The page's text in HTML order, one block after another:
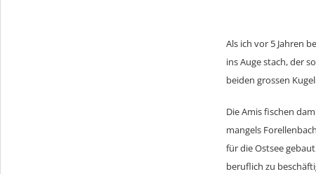
Als ich vor 5 Jahren
ins Auge stach, der
beiden grossen
Die Amis fischen
mangels
für die Ostsee
beruflich zu